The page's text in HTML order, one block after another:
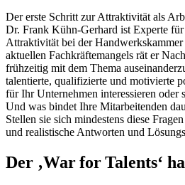
Der erste Schritt zur Attraktivität als
Dr. Frank Kühn-Gerhard ist Experte
Attraktivität bei der
aktuellen Fachkräftemangels rät er
frühzeitig mit dem Thema
talentierte, qualifizierte und motivierte
für Ihr Unternehmen interessieren oder
Und was bindet Ihre Mitarbeitenden
Stellen sie sich mindestens diese
und realistische Antworten und
Der ‚War for Talents‘